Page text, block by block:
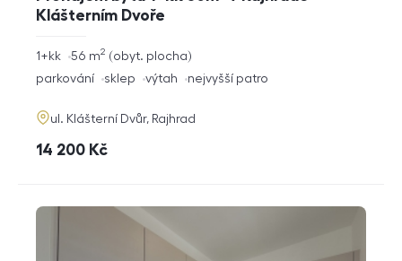
Klášterním Dvoře
rozměry
dispozice
1+kk obyt. plocha
56 m2
funkce
parkování sklep výtah nejvyšší patro
adresa
ul. Klášterní Dvůr, Rajhrad
cena
14 200 Kč